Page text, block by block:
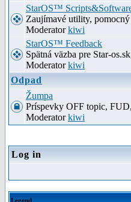
StarOS™
Zaujímavé utility,
Moderatorkiwi
StarOS™ Feedback
Spätná väzba pre Star-
Moderatorkiwi
Odpad
Žumpa
Príspevky OFF topic,
Moderatorkiwi
Log in
Legend